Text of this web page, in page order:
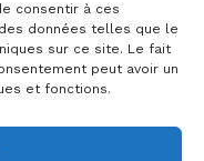
consentir à ces
données telles que le
sur ce site. Le fait
peut avoir un
et fonctions.